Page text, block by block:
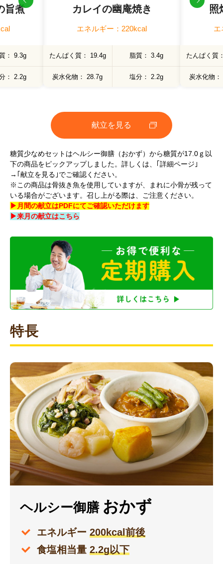
旨煮
9.3g
2.2g
カレイの幽庵焼き
エネルギー：220kcal
たんぱく質 19.4g 脂質 3.4g
炭水化物 28.7g 塩分 2.2g
照
エ
たんぱく質
炭水化物
献立を見る
糖質少なめセットはヘルシー御膳（おかず）から糖質が17.0ｇ以
下の商品をピックアップしました。詳しくは、｢詳細ページ｣
→｢献立を見る｣でご確認ください。
※この商品は骨抜き魚を使用していますが、まれに小骨が残って
いる場合がございます。召し上がる際は、ご注意ください。
▶月間の献立はPDFにてご確認いただけます
▶来月の献立はこちら
特長
ヘルシー御膳 おかず
エネルギー 200kcal前後
食塩相当量 2.2g以下